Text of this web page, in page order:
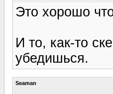
Это хорошо
И то, как-то
убедишься.
Seaman